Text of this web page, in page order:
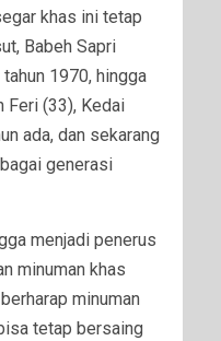
khas ini tetap
Babeh Sapri
1970, hingga
Feri (33), Kedai
ada, dan sekarang
generasi
menjadi penerus
minuman khas
minuman
tetap bersaing